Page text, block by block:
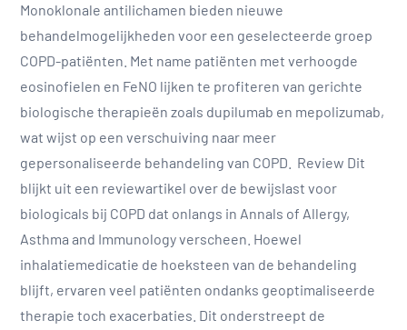
Monoklonale antilichamen bieden nieuwe
behandelmogelijkheden voor een geselecteerde groep
COPD-patiënten. Met name patiënten met verhoogde
eosinofielen en FeNO lijken te profiteren van gerichte
biologische therapieën zoals dupilumab en mepolizumab,
wat wijst op een verschuiving naar meer
gepersonaliseerde behandeling van COPD. Review Dit
blijkt uit een reviewartikel over de bewijslast voor
biologicals bij COPD dat onlangs in Annals of Allergy,
Asthma and Immunology verscheen. Hoewel
inhalatiemedicatie de hoeksteen van de behandeling
blijft, ervaren veel patiënten ondanks geoptimaliseerde
therapie toch exacerbaties. Dit onderstreept de